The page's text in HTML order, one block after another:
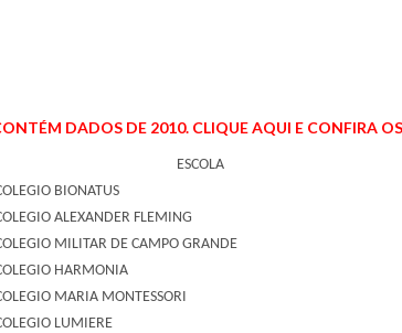
DADOS DE 2010. CLIQUE AQUI E CONFIRA
ESCOLA
BIONATUS
ALEXANDER FLEMING
MILITAR DE CAMPO GRANDE
HARMONIA
MARIA MONTESSORI
LUMIERE